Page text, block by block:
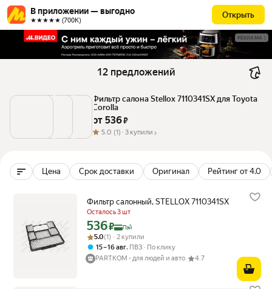
В приложении — выгодно
★★★★★ (700К)
Открыть
РЕКЛАМА
12 предложений
Фильтр салона Stellox 7110341SX для Toyota
Corolla
от 536 ₽
5.0 (1) · 3 купили
Цена Срок доставки Оригинал Рейтинг от 4.0
Фильтр салонный, STELLOX 7110341SX
Осталось 3 шт
Цена с картой Яндекс Пэй 536 ₽ вместо
536₽ Пэй
Рейтинг товара: 5.0 из 5
Оценок: (1) · 2 купили
5.0(1) · 2 купили
15 – 16 авг, ПВЗ
По клику
PARTKOM - для людей и авто
4.7